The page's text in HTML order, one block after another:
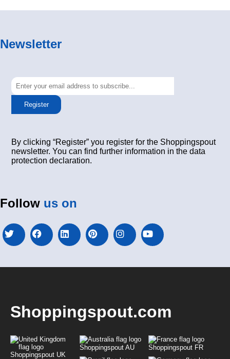
Newsletter
Register
By clicking “Register” you register for the Shoppingspout
newsletter. You can find further information in the data
protection declaration.
Follow us on
Shoppingspout.com
Shoppingspout UK
Shoppingspout AU Shoppingspout FR